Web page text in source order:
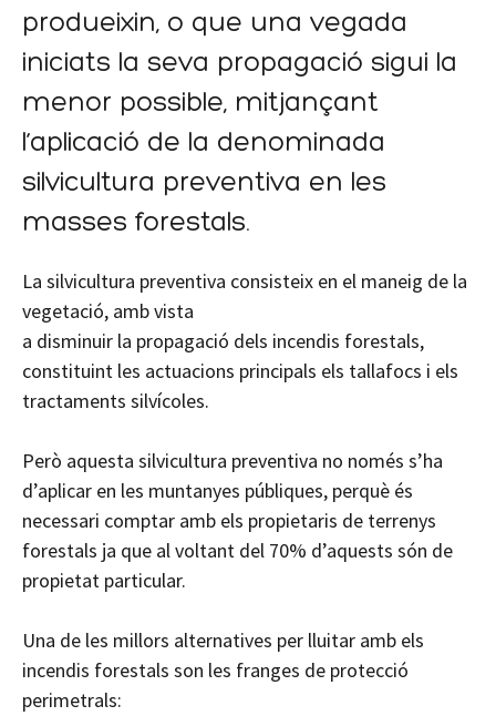
produeixin, o que una vegada
iniciats la seva propagació sigui la
menor possible, mitjançant
l’aplicació de la denominada
silvicultura preventiva en les
masses forestals.
La silvicultura preventiva consisteix en el maneig de la
vegetació, amb vista
a disminuir la propagació dels incendis forestals,
constituint les actuacions principals els tallafocs i els
tractaments silvícoles.
Però aquesta silvicultura preventiva no només s’ha
d’aplicar en les muntanyes públiques, perquè és
necessari comptar amb els propietaris de terrenys
forestals ja que al voltant del 70% d’aquests són de
propietat particular.
Una de les millors alternatives per lluitar amb els
incendis forestals son les franges de protecció
perimetrals: